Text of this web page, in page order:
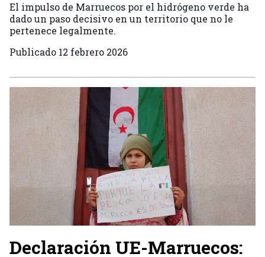
El impulso de Marruecos por el hidrógeno verde ha
dado un paso decisivo en un territorio que no le
pertenece legalmente.
Publicado 12 febrero 2026
Declaración UE-Marruecos: